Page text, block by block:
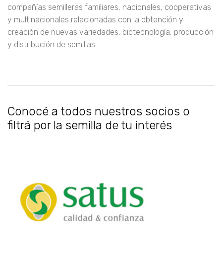
compañías semilleras familiares, nacionales, cooperativas
y multinacionales relacionadas con la obtención y
creación de nuevas variedades, biotecnología, producción
y distribución de semillas.
Conocé a todos nuestros socios o
filtrá por la semilla de tu interés